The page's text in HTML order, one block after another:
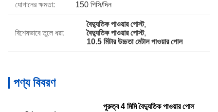
যোগানের ক্ষমতা: 150 পিসি/দিন
বিশেষভাবে তুলে ধরা:
বৈদ্যুতিক পাওয়ার পোস্ট,
বৈদ্যুতিক পাওয়ার পোস্ট,
10.5 মিটার উচ্চতা মেটাল পাওয়ার পোল
পণ্য বিবরণ
পুরুত্ব 4 মিমি বৈদ্যুতিক পাওয়ার পোল